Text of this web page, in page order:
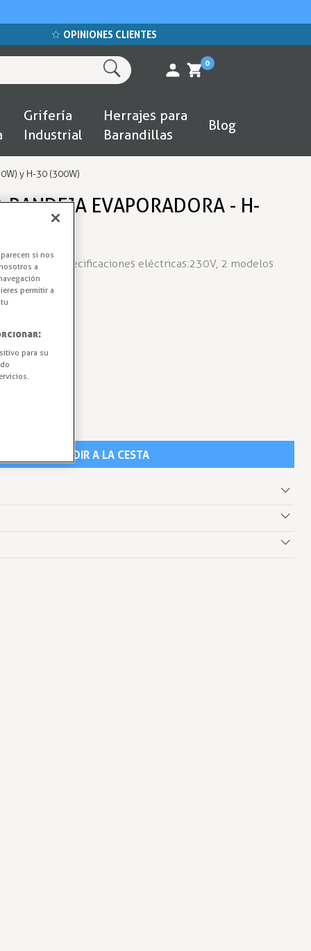
OPINIONES CLIENTES
0
Grifería
Industrial
Herrajes para
Barandillas
Blog
y H-30 (300W)
BANDEJA EVAPORADORA - H-
especificaciones eléctricas: 230V, 2 modelos
300W
AÑADIR A LA CESTA
si nos
a
permitir a
para su